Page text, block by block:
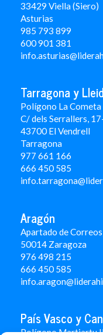
33429 Viella (Siero)
Asturias
985 793 899
600 901 381
Tarragona y
Polígono La Cometa
C/ dels Serrallers,
43700 El Vendrell
Tarragona
977 661 166
666 450 585
Aragón
Apartado de
50014 Zaragoza
976 498 215
666 450 585
País Vasco y
Polígono Martiartu